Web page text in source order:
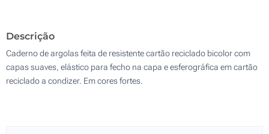
Sem impressão
Outra :
Descrição
Caderno de argolas feita de resistente cartão reciclado bicolor com
capas suaves, elástico para fecho na capa e esferográfica em cartão
reciclado a condizer. Em cores fortes.